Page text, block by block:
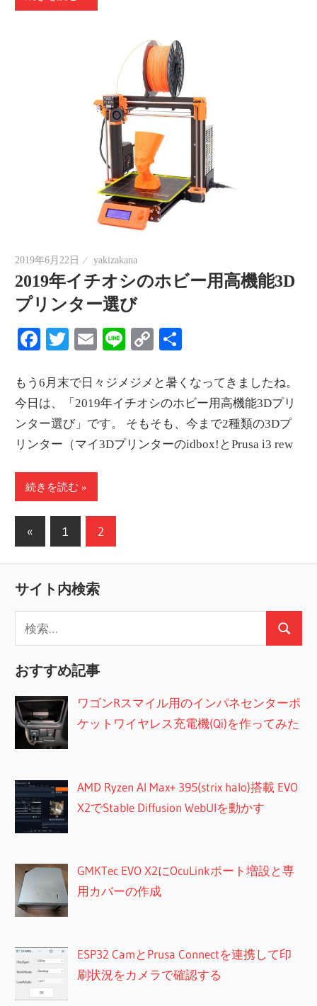
2019年6月22日 yakizakana
2019年イチオシのホビー用高機能3D
プリンター選び
Facebook
Twitter
EmailLineCopy
もう6月末で日々ジメジメと暑くなってきましたね。
今日は、「2019年イチオシのホビー用高機能3Dプリ
ンター選び」です。 そもそも、今まで2種類の3Dプ
リンター（マイ3Dプリンターのidbox!とPrusa i3 rew
続きを読む
投
の
ペ
ー
ジ
送
り
«
の
事
1 2
サイト内検索
索:
検
おすすめ記事
ワゴンRスマイル用のインパネセンターポ
ケットワイヤレス充電機(Qi)を作ってみた
AMD Ryzen AI Max+ 395(strix halo)搭載 EVO
X2でStable Diffusion WebUIを動かす
GMKTec EVO X2にOcuLinkポート増設と専
用カバーの作成
ESP32 CamとPrusa Connectを連携して印
刷状況をカメラで確認する